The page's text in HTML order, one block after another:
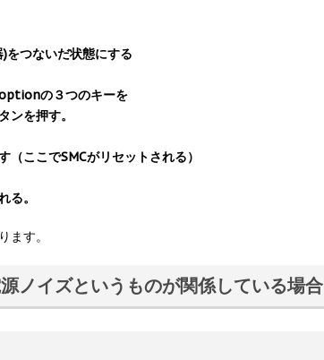
をつないだ状態にする
の３つのキーを
ンを押す。
（ここでSMCがリセットされる）
る。
ます。
ノイズというものが関係している場合